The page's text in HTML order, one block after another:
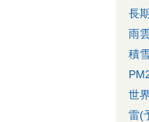
長
雨
積
世
雷(